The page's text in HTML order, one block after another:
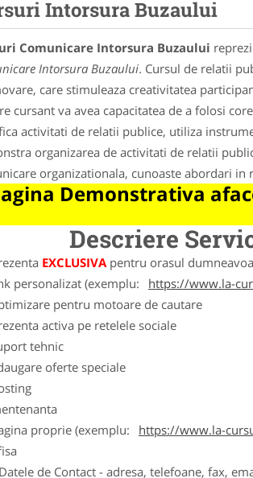
Intorsura Buzaului
Comunicare Intorsura Buzaului
Intorsura Buzaului. Cursul de relatii
care stimuleaza creativitatea
cursant va avea capacitatea de a folosi
activitati de relatii publice, utiliza
organizarea de activitati de relatii
organizationala, cunoaste abordari
Demonstrativa
Descriere
EXCLUSIVApentru orasul
personalizat (exemplu:
https://www.la-
pentru motoare de cautare
activa pe retelele sociale
tehnic
oferte speciale
proprie (exemplu:
https://www.la-
Datele de Contact - adresa, telefoane, fax,